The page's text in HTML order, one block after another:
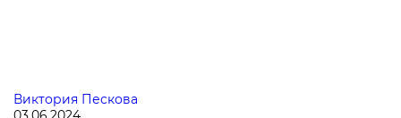
Виктория Пескова